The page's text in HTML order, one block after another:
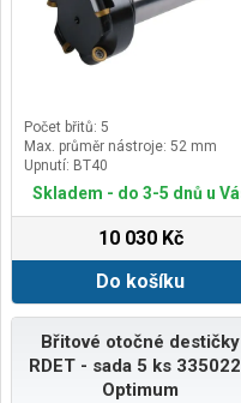
Počet břitů: 5
Max. průměr nástroje: 52 mm
Upnutí: BT40
Skladem - do 3-5 dnů u
10 030 Kč
Do košíku
Břitové otočné destičky
RDET - sada 5 ks
Optimum